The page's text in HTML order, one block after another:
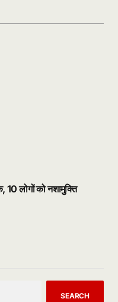
10 लोगों को नशामुक्ति
SEARCH